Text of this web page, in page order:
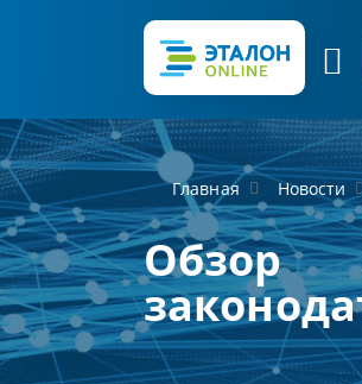
Главная Новости
Обзор